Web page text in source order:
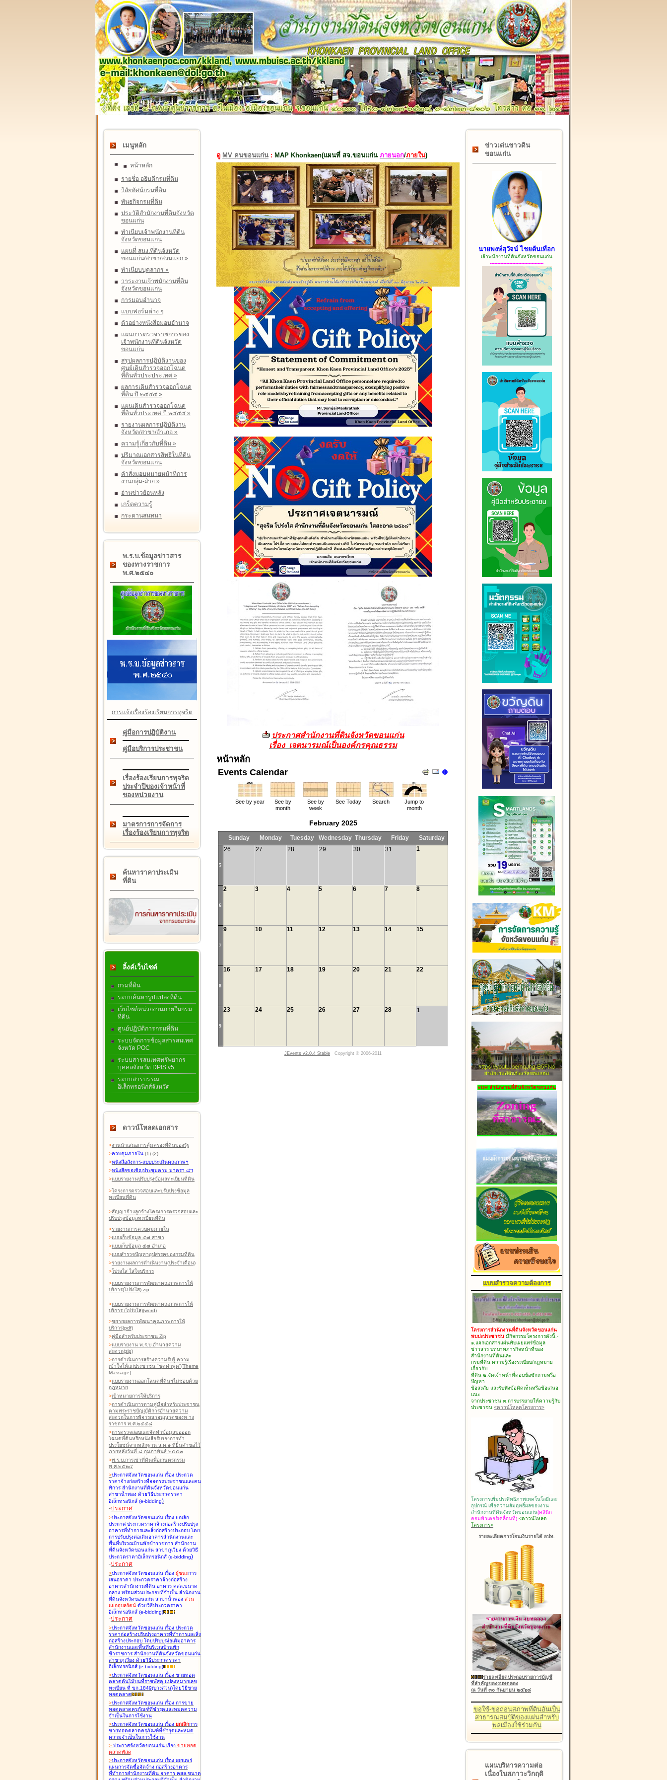
เมนูหลัก
หน้าหลัก
รายชื่อ อธิบดีกรมที่ดิน
วิสัยทัศน์กรมที่ดิน
พันธกิจกรมที่ดิน
ประวัติสำนักงานที่ดินจังหวัด
ขอนแก่น
ทำเนียบเจ้าพนักงานที่ดิน
จังหวัดขอนแก่น
แผนที่ สนง.ที่ดินจังหวัด
ขอนแก่น/สาขา/ส่วนแยก »
ทำเนียบบุคลากร »
วาระงานเจ้าพนักงานที่ดิน
จังหวัดขอนแก่น
การมอบอำนาจ
แบบฟอร์มต่าง ๆ
ตัวอย่างหนังสือมอบอำนาจ
แผนการตรวจราชการของ
เจ้าพนักงานที่ดินจังหวัด
ขอนแก่น
สรุปผลการปฏิบัติงานของ
ศูนย์เดินสำรวจออกโฉนด
ที่ดินทั่วประประเทศ »
ผลการเดินสำรวจออกโฉนด
ที่ดิน ปี ๒๕๕๕ »
แผนเดินสำรวจออกโฉนด
ที่ดินทั่วประเทศ ปี ๒๕๕๕ »
รายงานผลการปฏิบัติงาน
จังหวัด/สาขา/อำเภอ »
ความรู้เกี่ยวกับที่ดิน »
ปริมาณเอกสารสิทธิในที่ดิน
จังหวัดขอนแก่น
คำสั่งมอบหมายหน้าที่การ
งานกลุ่ม-ฝ่าย »
อ่านข่าวย้อนหลัง
เกร็ดความรู้
กระดานสนทนา
พ.ร.บ.ข้อมูลข่าวสาร
ของทางราชการ
พ.ศ.๒๕๔๐
การแจ้งเรื่องร้องเรียนการทุจริต
คู่มือการปฏิบัติงาน
คู่มือบริการประชาชน
เรื่องร้องเรียนการทุจริต
ประจำปีของเจ้าหน้าที่
ของหน่วยงาน
มาตรการการจัดการ
เรื่องร้องเรียนการทุจริต
ค้นหาราคาประเมิน
ที่ดิน
ลิ้งค์เว็บไซต์
กรมที่ดิน
ระบบค้นหารูปแปลงที่ดิน
เว็บไซต์หน่วยงานภายในกรม
ที่ดิน
ศูนย์ปฏิบัติการกรมที่ดิน
ระบบจัดการข้อมูลสารสนเทศ
จังหวัด POC
ระบบสารสนเทศทรัพยากร
บุคคลจังหวัด DPIS v5
ระบบสารบรรณ
อิเล็กทรอนิกส์จังหวัด
ดาวน์โหลดเอกสาร
>งานนำเสนอการคุ้มครองที่ดินของรัฐ
>ควบคุมภายใน (1) (2)
>หนังสือสังการ-แบบประเมินคุณภาพฯ
>หนังสือขอเชิญประชุมตาม มาตรา ๘ฯ
>แบบรายงานปรับปรุงข้อมูลทะเบียนที่ดิน
>โครงการตรวจสอบและปรับปรุงข้อมูล
ทะเบียนที่ดิน
>สัญญาจ้างลูกจ้างโครงการตรวจสอบและ
ปรับปรุงข้อมูลทะเบียนที่ดิน
>รายงานการควบคุมภายใน
>แบบเก็บข้อมูล ๕๗ สาขา
>แบบเก็บข้อมูล ๕๗ อำเภอ
>แบบสำรวจปัญหาอุปสรรคของกรมที่ดิน
>รายงานผลการดำเนินงาน(ประจำเดือน)
>โปร่งใส ใส่ใจบริการ
>แบบรายงานการพัฒนาคุณภาพการให้
บริการ(โปร่งใส).zip
>แบบรายงานการพัฒนาคุณภาพการให้
บริการ (โปร่งใส)(word)
>ขยายผลการพัฒนาคุณภาพการให้
บริการ(pdf)
>คู่มือสำหรับประชาชน Zip
>แบบรายงาน พ.ร.บ.อำนวยความ
สะดวก(zip)
>การดำเนินการสร้างความรับรู้ ความ
เข้าใจให้แก่ประชาชน "ชุดคำพูด"(Theme
Massage)
>แบบรายงานออกโฉนดที่ดินฯไม่ชอบด้วย
กฎหมาย
>เป้าหมายการให้บริการ
>การดำเนินการตามคู่มือสำหรับประชาชน
ตามพระราชบัญญัติการอำนวยความ
สะดวกในการพิจารณาอนุญาตของท าง
ราชการ พ.ศ.๒๕๕๘
>การตรวจสอบและจัดทำข้อมูลขอออก
โฉนดที่ดินหรือหนังสือรับรองการทำ
ประโยชน์จากหลักฐาน ส.ค.๑ ที่ยื่นคำขอไว้
ภายหลังวันที่ ๘ กุมภาพันธ์ ๒๕๕๓
>พ.ร.บ.การเช่าที่ดินเพื่อเกษตรกรรม
พ.ศ.๒๕๒๔
>ประกาศจังหวัดขอนแก่น เรื่อง ประกวด
ราคาจ้างก่อสร้างที่จอดรถประชาชนและคน
พิการ สำนักงานที่ดินจังหวัดขอนแก่น
สาขาน้ำพอง ด้วยวิธีประกวดราคา
อิเล็กทรอนิกส์ (e-bidding)
-ประกาศ
>ประกาศจังหวัดขอนแก่น เรื่อง ยกเลิก
ประกาศ ประกวดราคาจ้างก่อสร้างปรับปรุง
อาคารที่ทำการและสิ่งก่อสร้างประกอบ โดย
การปรับปรุงต่อเติมอาคารสำนักงานและ
พื้นที่บริเวณบ้านพักข้าราชการ สำนักงาน
ที่ดินจังหวัดขอนแก่น สาขาภูเวียง ด้วยวิธี
ประกวดราคาอิเล็กทรอนิกส์ (e-bidding)
-ประกาศ
>ประกาศจังหวัดขอนแก่น เรื่อง ผู้ชนะการ
เสนอราคา ประกวดราคาจ้างก่อสร้าง
อาคารสำนักงานที่ดิน อาคาร คสล.ขนาด
กลาง พร้อมส่วนประกอบที่จำเป็น สำนักงาน
ที่ดินจังหวัดขอนแก่น สาขาน้ำพอง ส่วน
แยกอุบลรัตน์ ด้วยวิธีประกวดราคา
อิเล็กทรอนิกส์ (e-bidding)
-ประกาศ
>ประกาศจังหวัดขอนแก่น เรื่อง ประกวด
ราคาก่อสร้างปรับปรุงอาคารที่ทำการและสิ่ง
ก่อสร้างประกอบ โดยปรับปรุง่อเติมอาคาร
สำนักงานและพื้นที่บริเวณบ้านพัก
ข้าราชการ สำนักงานที่ดินจังหวัดขอนแก่น
สาขาภูเวียง ด้วยวิธีประกวดราคา
อิเล็กทรอนิกส์ (e-bidding)
>ประกาศจังหวัดขอนแก่น เรื่อง ขายทอด
ตลาดต้นไม้บนที่ราชพัสดุ แปลงหมายเลข
ทะเบียน ที่ ขก.1849(บางส่วน)โดยวิธีขาย
ทอดตลาด
>ประกาศจังหวัดขอนแก่น เรื่อง การขาย
ทอดตลาดครุภัณฑ์ที่ชำรุดและหมดความ
จำเป็นในการใช้งาน
>ประกาศจังหวัดขอนแก่น เรื่อง ยกเลิกการ
ขายทอดตลาดครุภัณฑ์ที่ชำรุดและหมด
ความจำเป็นในการใช้งาน
> ประกาศจังหวัดขอนแก่น เรื่อง ขายทอด
ตลาดพัสดุ
>ประกาศจังหวัดขอนแก่น เรื่อง เผยแพร่
แผนการจัดซื้อจัดจ้าง ก่อสร้างอาคาร
ที่ทำการสำนักงานที่ดิน อาคาร คสล.ขนาด
๑๗ กุมภาพันธ์ "วันคล้ายวันสถาปนากรมที่ดิน" ครบรอบ ๑
ดู MV คนขอนแก่น : MAP Khonkaen(แผนที่ สจ.ขอนแก่น ภายนอก/ภายใน)
ประกาศสำนักงานที่ดินจังหวัดขอนแก่น
เรื่อง เจตนารมณ์เป็นองค์กรคุณธรรม
หน้าหลัก
Events Calendar
See by year
See by
month
See by
week
See Today Search
Jump to
month
February 2025
Sunday Monday Tuesday Wednesday Thursday Friday Saturday
5
26 27 28 29 30 31 1
6
2 3 4 5 6 7 8
7
9 10 11 12 13 14 15
8
16 17 18 19 20 21 22
9
23 24 25 26 27 28 1
JEvents v2.0.4 Stable Copyright © 2006-2011
ข่าวเด่นชาวดิน
ขอนแก่น
นายพงษ์สุวัจน์ ไชยต้นเทือก
เจ้าพนักงานที่ดินจังหวัดขอนแก่น
------------------------------------
VDR สำนักงานที่ดินจังหวัดขอนแก่น
แบบสำรวจความต้องการ
โครงการสำนักงานที่ดินจังหวัดขอนแก่น
พบปะประชาชน มีกิจกรรมโครงการดังนี้.-
๑.แจกเอกสารแผ่นพับเผยแพร่ข้อมูล
ข่าวสาร บทบาทภารกิจหน้าที่ของ
สำนักงานที่ดินและ
กรมที่ดิน ความรู้เรื่องระเบียบ/กฎหมาย
เกี่ยวกับ
ที่ดิน ๒.จัดเจ้าหน้าที่ตอบข้อซักถามหรือ
ปัญหา
ข้อสงสัย และรับฟังข้อคิดเห็นหรือข้อเสนอ
แนะ
จากประชาชน ๓.การบรรยายให้ความรู้กับ
ประชาชน <ดาวน์โหลดโครงการ>
โครงการเพิ่มประสิทธิภาพเทคโนโลยีและ
อุปกรณ์ เพื่อความสัมฤทธิ์ผลของงาน
สำนักงานที่ดินจังหวัดขอนแก่น(คลินิก
คอมพิวเตอร์เคลื่อนที่) <ดาวน์โหลด
โครงการ>
รายละเอียดการโอนเงินรายได้ อปท.
รายละเอียดประกอบรายการบัญชี
ที่สำคัญของงบทดลอง
ณ วันที่ ๓๐ กันยายน ๒๕๖๘
ขอใช้-ขอถอนสภาพที่ดินอันเป็น
สาธารณสมบัติของแผ่นสำหรับ
พลเมืองใช้ร่วมกัน
แผนบริหารความต่อ
เนื่องในสภาวะวิกฤติ